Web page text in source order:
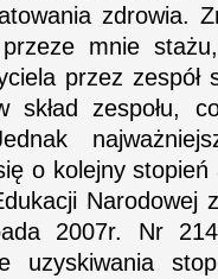
zdrowia.
mnie
przez zespół
skład zespołu,
o kolejny
Narodowej
2007r. Nr
uzyskiwania